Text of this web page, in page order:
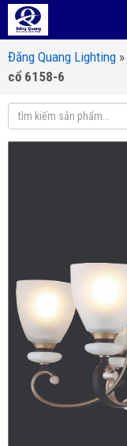
Đăng Quang Lighting »
cổ 6158-6